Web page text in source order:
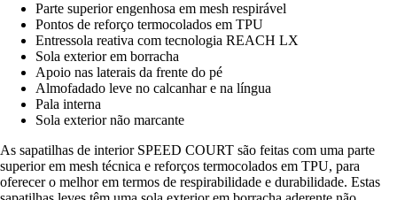
Parte superior engenhosa em mesh respirável
Pontos de reforço termocolados em TPU
Entressola reativa com tecnologia REACH LX
Sola exterior em borracha
Apoio nas laterais da frente do pé
Almofadado leve no calcanhar e na língua
Pala interna
Sola exterior não marcante
As sapatilhas de interior SPEED COURT são feitas com uma parte
superior em mesh técnica e reforços termocolados em TPU, para
oferecer o melhor em termos de respirabilidade e durabilidade. Estas